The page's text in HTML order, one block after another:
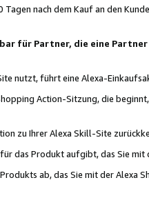
nach dem Kauf an den
für Partner, die eine
nutzt, führt eine Alexa-
Action-Sitzung, die
zu Ihrer Alexa Skill-Site
das Produkt aufgibt, das Sie mit
ab, das Sie mit der Alexa